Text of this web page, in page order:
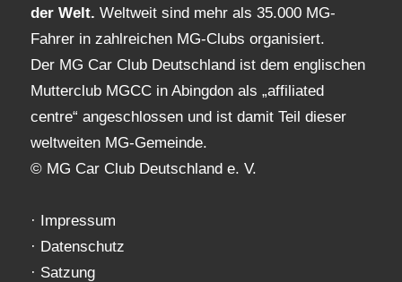
der Welt. Weltweit sind mehr als 35.000 MG-
Fahrer in zahlreichen MG-Clubs organisiert.
Der MG Car Club Deutschland ist dem englischen
Mutterclub MGCC in Abingdon als „affiliated
centre“ angeschlossen und ist damit Teil dieser
weltweiten MG-Gemeinde.
© MG Car Club Deutschland e. V.
· Impressum
· Datenschutz
· Satzung